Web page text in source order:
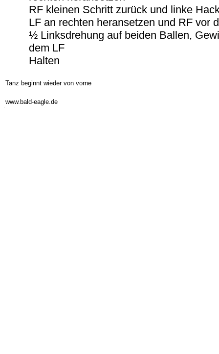
RF kleinen Schritt zurück und linke
LF an rechten heransetzen und RF vor
½ Linksdrehung auf beiden Ballen,
dem LF
Halten
Tanz beginnt wieder von vorne
www.bald-eagle.de